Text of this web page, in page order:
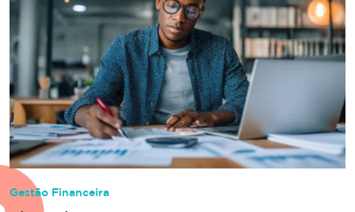
Gestão Financeira